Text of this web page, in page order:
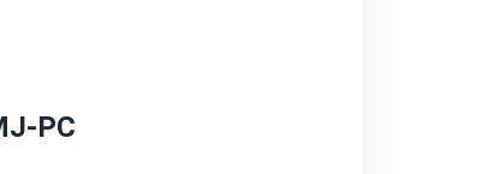
和碳中和目标，致力于推动绿色能源的
PC